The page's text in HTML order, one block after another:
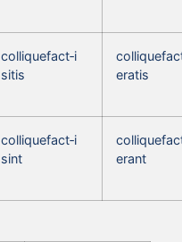
colliquefact‑i
sitis
eratis
colliquefact‑i
sint
erant